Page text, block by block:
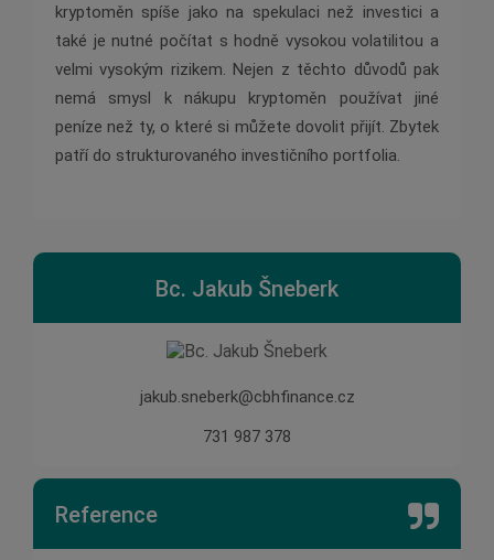
kryptoměn spíše jako na spekulaci než investici a
také je nutné počítat s hodně vysokou volatilitou a
velmi vysokým rizikem. Nejen z těchto důvodů pak
nemá smysl k nákupu kryptoměn používat jiné
peníze než ty, o které si můžete dovolit přijít. Zbytek
patří do strukturovaného investičního portfolia.
Bc. Jakub Šneberk
jakub.sneberk@cbhfinance.cz
731 987 378
Reference